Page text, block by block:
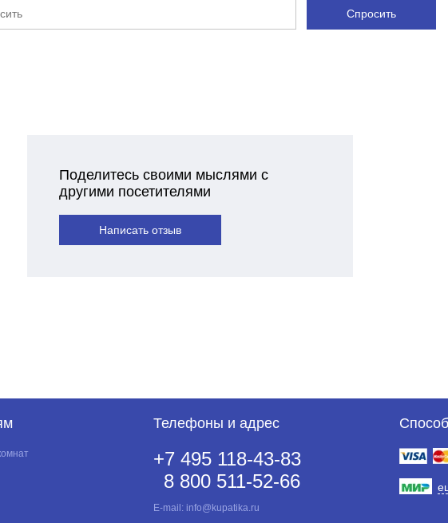
Спросить
Поделитесь своими мыслями с
другими посетителями
Написать отзыв
Телефоны и адрес
+7 495 118-43-83
8 800 511-52-66
E-mail: info@kupatika.ru